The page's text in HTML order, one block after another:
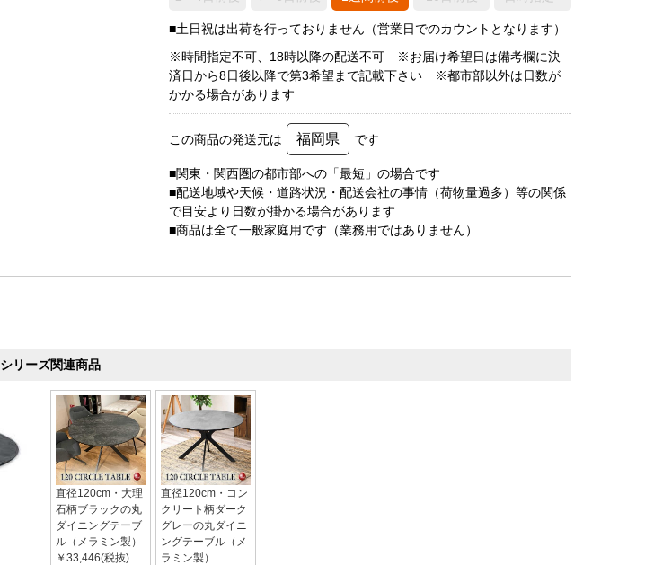
■土日祝は出荷を行っておりません（営業日でのカウントとなります）
※時間指定不可、18時以降の配送不可 ※お届け希望日は備考欄に決
済日から8日後以降で第3希望まで記載下さい ※都市部以外は日数が
かかる場合があります
この商品の発送元は 福岡県 です
■関東・関西圏の都市部への「最短」の場合です
■配送地域や天候・道路状況・配送会社の事情（荷物量過多）等の関係
で目安より日数が掛かる場合があります
■商品は全て一般家庭用です（業務用ではありません）
シリーズ関連商品
直径120cm・大理
石柄ブラックの丸
ダイニングテーブ
ル（メラミン製）
￥33,446(税抜)
直径120cm・コン
クリート柄ダーク
グレーの丸ダイニ
ングテーブル（メ
ラミン製）